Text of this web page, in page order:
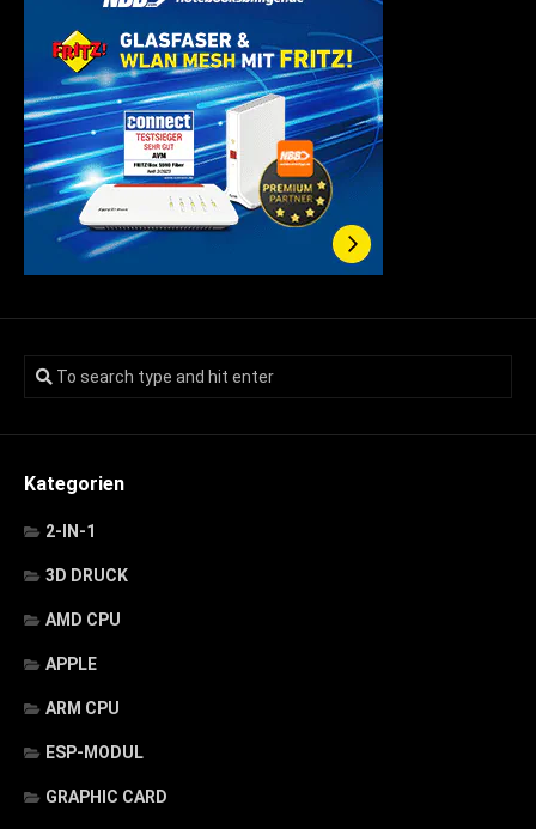
Kategorien
2-IN-1
3D DRUCK
AMD CPU
APPLE
ARM CPU
ESP-MODUL
GRAPHIC CARD